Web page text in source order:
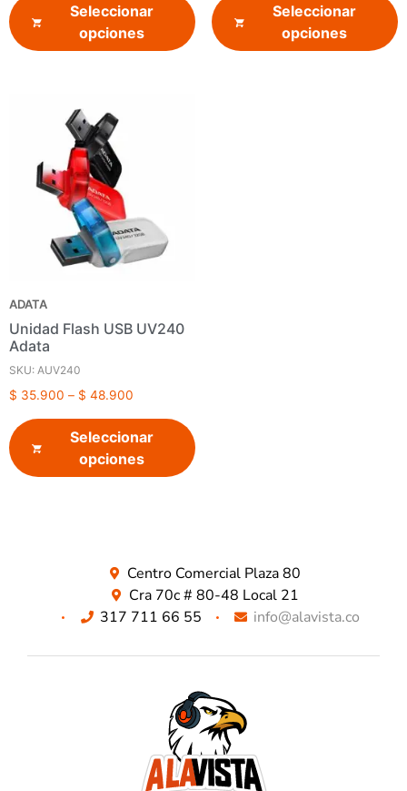
Seleccionar
opciones
Seleccionar
opciones
ADATA
Unidad Flash USB UV240
Adata
SKU: AUV240
$ 35.900 – $ 48.900
Seleccionar
opciones
Centro Comercial Plaza 80
Cra 70c # 80-48 Local 21
317 711 66 55
info@alavista.co